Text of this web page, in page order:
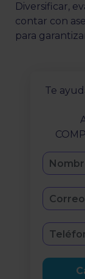
Diversificar,
contar con
para
Te